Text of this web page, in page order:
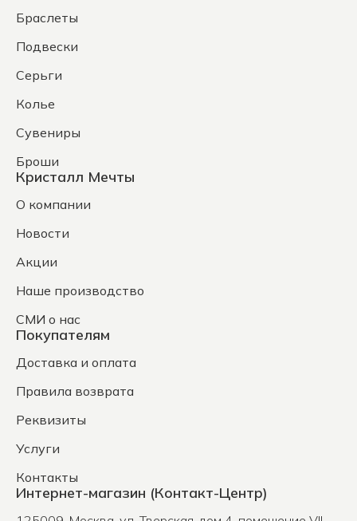
Браслеты
Подвески
Серьги
Колье
Сувениры
Броши
Кристалл Мечты
О компании
Новости
Акции
Наше производство
СМИ о нас
Покупателям
Доставка и оплата
Правила возврата
Реквизиты
Услуги
Контакты
Интернет-магазин (Контакт-Центр)